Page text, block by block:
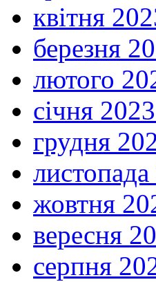
квітня
березня
лютого
січня
грудня
жовтня
вересня
серпня